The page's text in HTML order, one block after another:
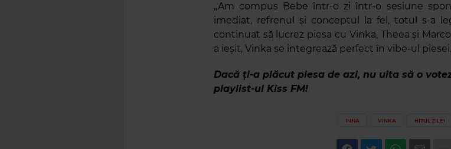
„Am compus Bebe într-o zi într-o sesiune
imediat, refrenul și conceptul la fel, totul s-a
continuat să lucrez piesa cu Vinka, Theea și
a ieșit, Vinka se integrează perfect în vibe-ul
Dacă ți-a plăcut piesa de azi, nu uita să o
playlist-ul Kiss FM!
INNA VINKA HITUL ZILEI